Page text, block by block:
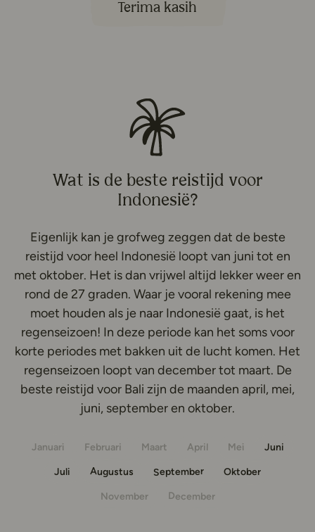
Terima kasih
Wat is de beste reistijd voor
Indonesië?
Eigenlijk kan je grofweg zeggen dat de beste
reistijd voor heel Indonesië loopt van juni tot en
met oktober. Het is dan vrijwel altijd lekker weer en
rond de 27 graden. Waar je vooral rekening mee
moet houden als je naar Indonesië gaat, is het
regenseizoen! In deze periode kan het soms voor
korte periodes met bakken uit de lucht komen. Het
regenseizoen loopt van december tot maart. De
beste reistijd voor Bali zijn de maanden april, mei,
juni, september en oktober.
Januari Februari Maart April Mei Juni
Juli Augustus September Oktober
November December